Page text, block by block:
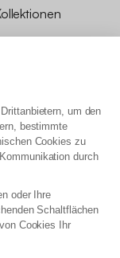
um den
bestimmte
Cookies zu
durch
oder Ihre
Schaltflächen
Cookies Ihr